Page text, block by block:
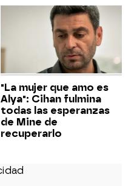
"La mujer que amo es
Alya": Cihan fulmina
todas las esperanzas
de Mine de
recuperarlo